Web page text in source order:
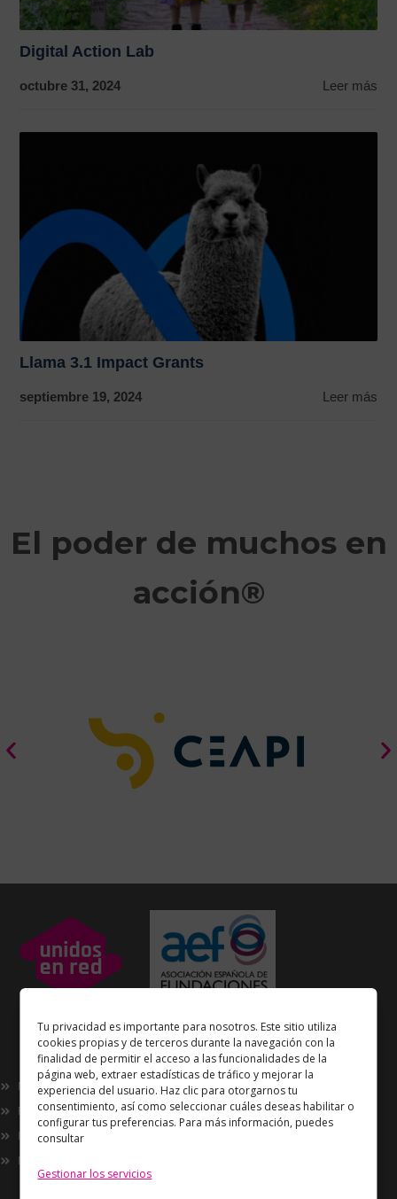
Tu privacidad es importante para nosotros. Este sitio utiliza
cookies propias y de terceros durante la navegación con la
finalidad de permitir el acceso a las funcionalidades de la
página web, extraer estadísticas de tráfico y mejorar la
experiencia del usuario. Haz clic para otorgarnos tu
consentimiento, así como seleccionar cuáles deseas habilitar o
configurar tus preferencias. Para más información, puedes
consultar
Gestionar los servicios
Digital Action Lab
octubre 31, 2024 Leer más
Llama 3.1 Impact Grants
septiembre 19, 2024 Leer más
El poder de muchos en
acción®
Enlaces de interés
Nosotros
Proyectos
Innovación
Now
de laAsociación Española de Fundaciones